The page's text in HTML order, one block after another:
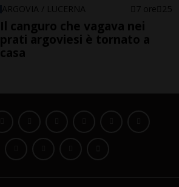
ARGOVIA / LUCERNA 7 ore 25
Il canguro che vagava nei
prati argoviesi è tornato a
casa